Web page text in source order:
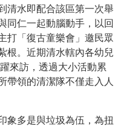
清水即配合該區第一次舉
同仁一起動腦動手，以回
打「復古童樂會」邀民眾
根。近期清水轄內各幼兒
來訪，透過大小活動累
帶領的清潔隊不僅走入人
象多是與垃圾為伍，為扭